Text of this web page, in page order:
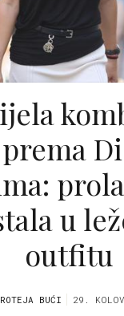
u
outfitu
BUĆI 29.